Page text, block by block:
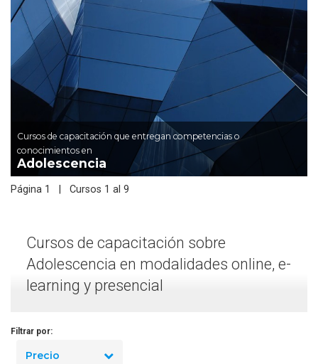
Cursos de capacitación que entregan competencias o
conocimientos en
Adolescencia
Página 1 | Cursos 1 al 9
Cursos de capacitación sobre
Adolescencia en modalidades online, e-
learning y presencial
Filtrar por:
Precio